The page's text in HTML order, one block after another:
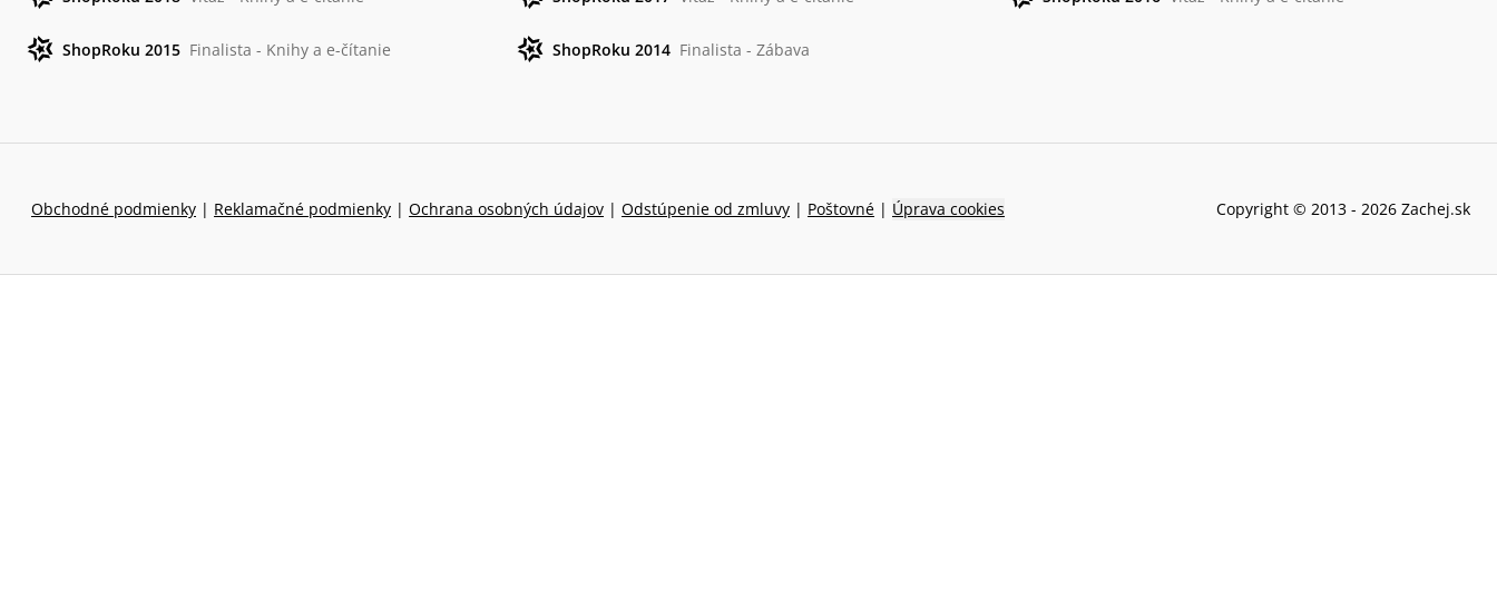
ShopRoku 2015 Finalista - Knihy a e-čítanie ShopRoku 2014 Finalista - Zábava
Obchodné podmienky | Reklamačné podmienky | Ochrana osobných údajov | Odstúpenie od zmluvy | Poštovné | Úprava cookies Copyright © 2013 - 2026 Zachej.sk